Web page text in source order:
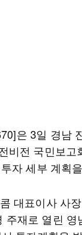
은 3일 경남
비전 국민보고
자 세부 계획